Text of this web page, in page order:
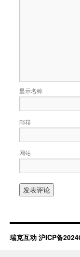
显示名称
邮箱
网站
瑞克互动 沪ICP备